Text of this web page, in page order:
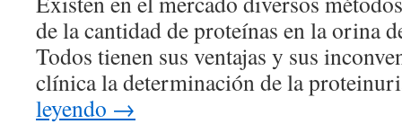
de la cantidad de proteínas en la orina
Todos tienen sus ventajas y sus
clínica la determinación de la
leyendo →